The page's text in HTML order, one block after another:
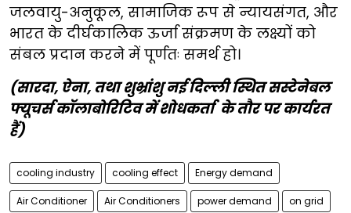
जलवायु-अनुकूल, सामाजिक रूप से न्यायसंगत, और
भारत के दीर्घकालिक ऊर्जा संक्रमण के लक्ष्यों को
संबल प्रदान करने में पूर्णतः समर्थ हो।
(सारदा, ऐना, तथा शुभ्रांशु नई दिल्ली स्थित सस्टेनेबल
फ्यूचर्स कॉलाबोरिटिव में शोधकर्ता के तौर पर कार्यरत
हैं)
cooling industry cooling effect Energy demand
Air Conditioner Air Conditioners power demand on grid